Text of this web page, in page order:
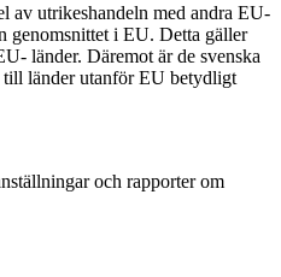
av utrikeshandeln med andra EU-
genomsnittet i EU. Detta gäller
länder. Däremot är de svenska
till länder utanför EU betydligt
och rapporter om